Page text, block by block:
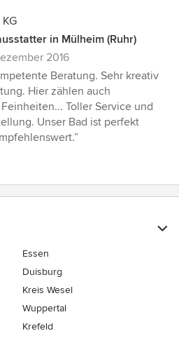
in Mülheim (Ruhr)
2016
Beratung. Sehr kreativ
Hier zählen auch
Toller Service und
Unser Bad ist perfekt
Essen
Duisburg
Kreis Wesel
Wuppertal
Krefeld